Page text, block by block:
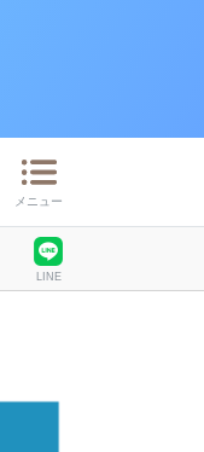
メニュー
LINE